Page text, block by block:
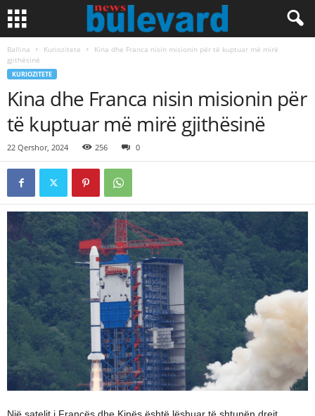
Ballina Kuriozitete
Kina dhe Franca nisin misionin për të kuptuar më mirë
gjithësinë
KURIOZITETE
Kina dhe Franca nisin misionin për
të kuptuar më mirë gjithësinë
22 Qershor, 2024 256 0